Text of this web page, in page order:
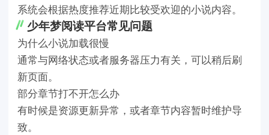
系统会根据热度推荐近期比较受欢迎的小说内容。
少年梦阅读平台常见问题
为什么小说加载很慢
通常与网络状态或者服务器压力有关，可以稍后刷
新页面。
部分章节打不开怎么办
有时候是资源更新异常，或者章节内容暂时维护导
致。